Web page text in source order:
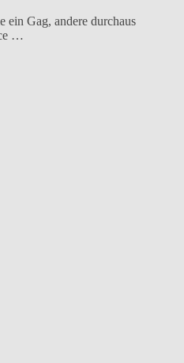
ein Gag, andere durchaus
…